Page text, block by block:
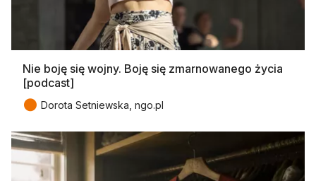
Nie boję się wojny. Boję się zmarnowanego życia
[podcast]
● Dorota Setniewska, ngo.pl